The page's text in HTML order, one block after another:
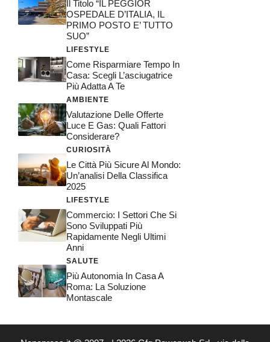
Il Titolo “IL PEGGIOR
OSPEDALE D’ITALIA, IL
PRIMO POSTO E’ TUTTO
SUO”
LIFESTYLE
Come Risparmiare Tempo In
Casa: Scegli L’asciugatrice
Più Adatta A Te
AMBIENTE
Valutazione Delle Offerte
Luce E Gas: Quali Fattori
Considerare?
CURIOSITÀ
Le Città Più Sicure Al Mondo:
Un’analisi Della Classifica
2025
LIFESTYLE
Commercio: I Settori Che Si
Sono Sviluppati Più
Rapidamente Negli Ultimi
Anni
SALUTE
Più Autonomia In Casa A
Roma: La Soluzione
Montascale